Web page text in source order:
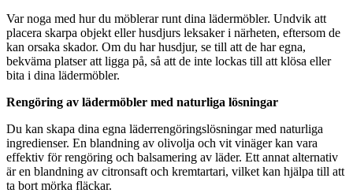
Var noga med hur du möblerar runt dina lädermöbler. Undvik att
placera skarpa objekt eller husdjurs leksaker i närheten, eftersom de
kan orsaka skador. Om du har husdjur, se till att de har egna,
bekväma platser att ligga på, så att de inte lockas till att klösa eller
bita i dina lädermöbler.
Rengöring av lädermöbler med naturliga lösningar
Du kan skapa dina egna läderrengöringslösningar med naturliga
ingredienser. En blandning av olivolja och vit vinäger kan vara
effektiv för rengöring och balsamering av läder. Ett annat alternativ
är en blandning av citronsaft och kremtartari, vilket kan hjälpa till att
ta bort mörka fläckar.